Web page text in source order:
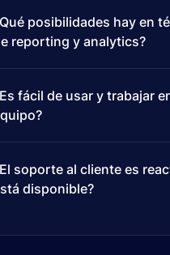
posibilidades hay en
reporting y analytics?
fácil de usar y trabajar
soporte al cliente es
disponible?